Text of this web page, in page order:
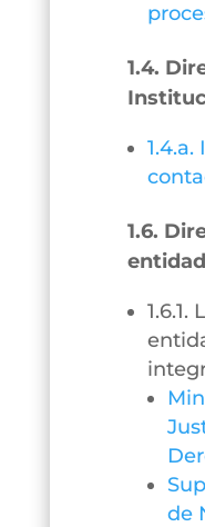
1.4.
1.6.
1.6.1.
de